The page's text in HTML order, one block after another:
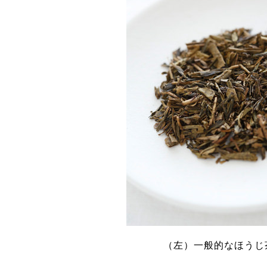
（左）一般的なほう